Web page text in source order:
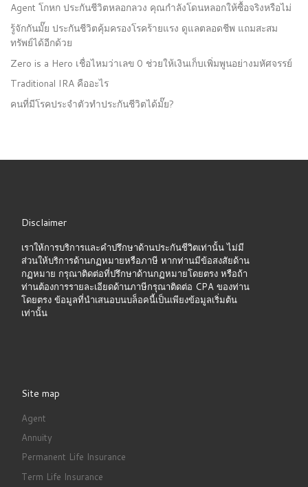
Agent โกหก ประกันชีวิตหลอกลวง คุณกำลังโดนหลอกให้ซื้อจริงหรือไม่
รู้จักกันมั๊ย ประกันชีวิตคุ้มครองโรคร้ายแรง ดูแลตลอดชีพ แถมสะสม
ทรัพย์ได้อีกด้วย
Zero is a Hero เชื่อไหมว่าเลข 0 ช่วยให้เงินเก็บเพิ่มพูนอย่างมหัศจรรย์
Traditional IRA คืออะไร
คนที่มีโรคประจำตัวทำประกันชีวิตได้มั๊ย?
Disclaimer
เราให้การบริการและคำปรึกษาด้านประกันชีวิตเท่านั้น ไม่มี
ส่วนให้บริการด้านกฏหมายหรือภาษี หากท่านมีข้อสงสัยด้าน
กฏหมาย กรุณาติดต่อที่ปรึกษาด้านกฏหมายโดยตรง หรือถ้า
ท่านต้องการรายละเอียดด้านภาษีกรุณาติดต่อ CPA ของท่าน
โดยตรง ข้อมูลที่นำเสนอบนบล็อคนี้เป็นเพียงข้อมูลเริ่มต้น
เท่านั้น
Site map
Agent
Annuity
Permanent Life Insurance
Term Life Insurance